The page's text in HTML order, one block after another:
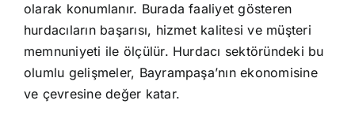
olarak konumlanır. Burada faaliyet gösteren
hurdacıların başarısı, hizmet kalitesi ve müşteri
memnuniyeti ile ölçülür. Hurdacı sektöründeki bu
olumlu gelişmeler, Bayrampaşa’nın ekonomisine
ve çevresine değer katar.